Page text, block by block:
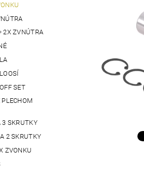
2X ZVNÚTRA
SET
3 SKRUTKY
2 SKRUTKY
ZVONKU